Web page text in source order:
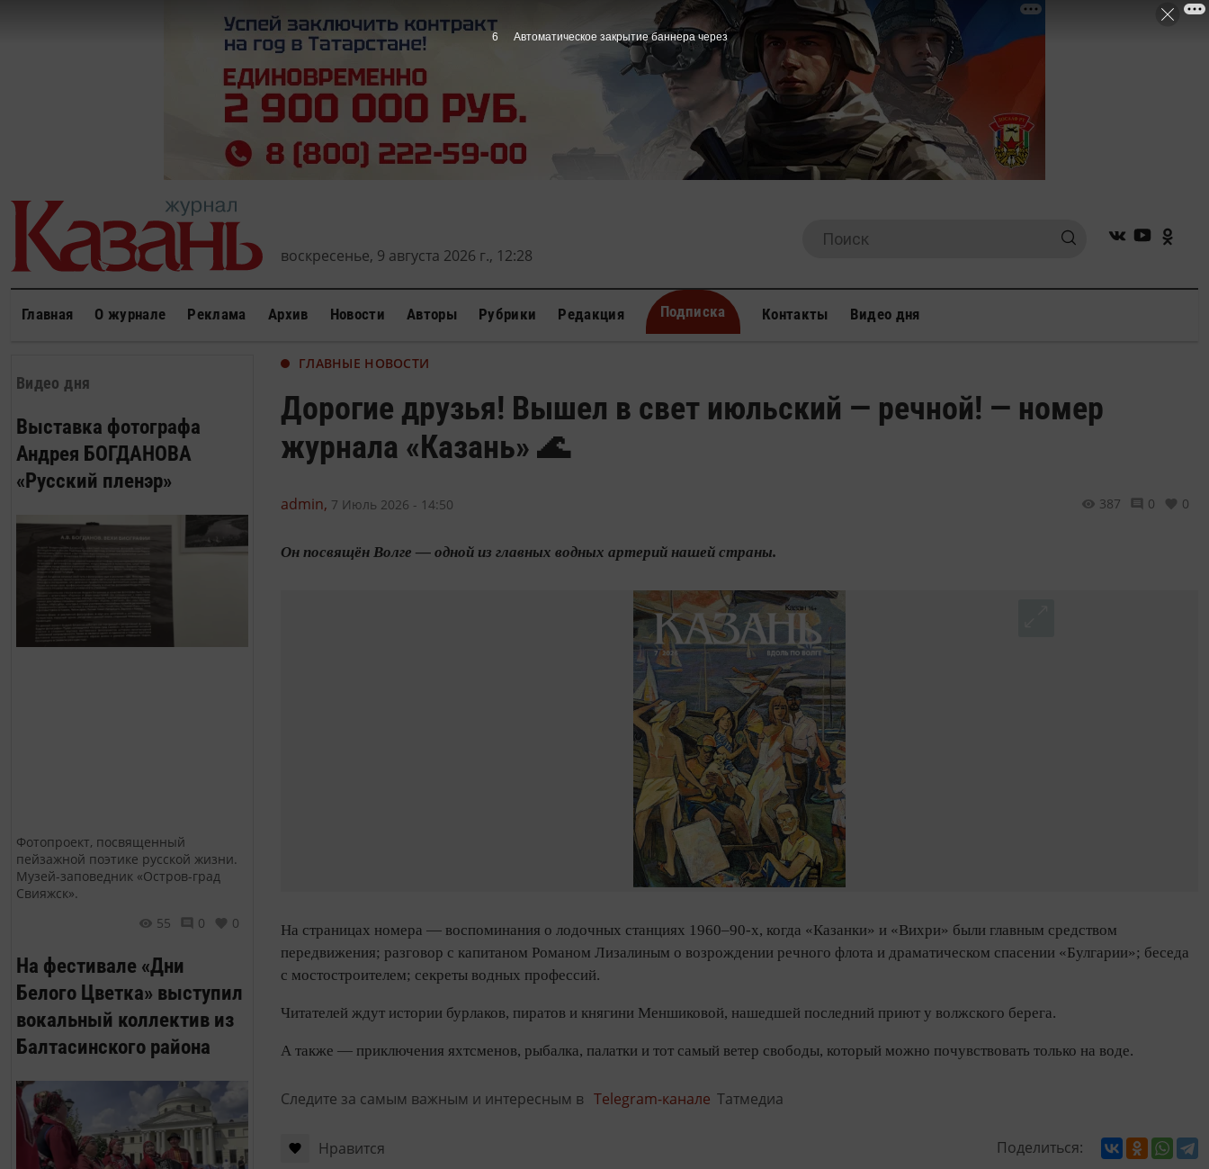
воскресенье, 9 августа 2026 г., 12:28
Главная О журнале Реклама Архив Новости Авторы Рубрики Редакция Подписка Контакты Видео дня
Видео дня
Выставка фотографа
Андрея БОГДАНОВА
«Русский пленэр»
Фотопроект, посвященный
пейзажной поэтике русской жизни.
Музей-заповедник «Остров-град
Свияжск».
55
0 0
На фестивале «Дни
Белого Цветка» выступил
вокальный коллектив из
Балтасинского района
ГЛАВНЫЕ НОВОСТИ
Дорогие друзья! Вышел в свет июльский — речной! — номер
журнала «Казань» 🌊
admin, 7 Июль 2026 - 14:50 387 0 0
Он посвящён Волге — одной из главных водных артерий нашей страны.
На страницах номера — воспоминания о лодочных станциях 1960–90-х, когда «Казанки» и «Вихри» были главным средством
передвижения; разговор с капитаном Романом Лизалиным о возрождении речного флота и драматическом спасении «Булгарии»; беседа
с мостостроителем; секреты водных профессий.
Читателей ждут истории бурлаков, пиратов и княгини Меншиковой, нашедшей последний приют у волжского берега.
А также — приключения яхтсменов, рыбалка, палатки и тот самый ветер свободы, который можно почувствовать только на воде.
Следите за самым важным и интересным в Telegram-канале Татмедиа
Нравится Поделиться:
4 Автоматическое закрытие баннера через